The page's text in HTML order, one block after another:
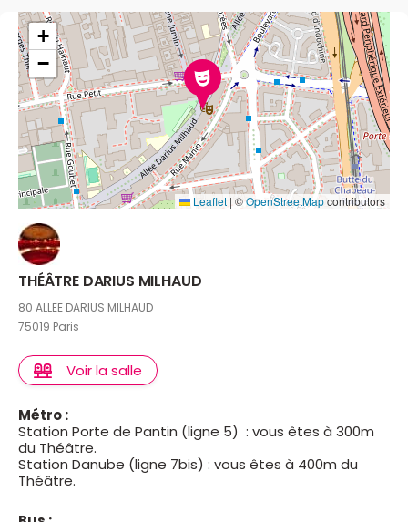
+
−
Leaflet | ©OpenStreetMapcontributors
THÉÂTRE DARIUS MILHAUD
80 ALLEE DARIUS MILHAUD
75019 Paris
Voir la salle
Métro :
Station Porte de Pantin (ligne 5) : vous êtes à 300m
du Théâtre.
Station Danube (ligne 7bis) : vous êtes à 400m du
Théâtre.